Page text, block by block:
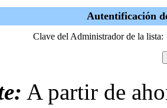
Autentificación
Clave del Administrador de la lista:
A partir de